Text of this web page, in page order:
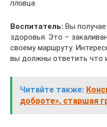
пловца.
Воспитатель: Вы
здоровья. Это –
своему маршруту.
вы должны ответить что
Читайте также:
доброте», старшая